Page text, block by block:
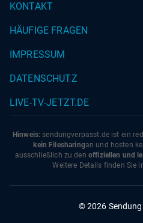
KONTAKT
HÄUFIGE FRAGEN
IMPRESSUM
DATENSCHUTZ
LIVE-TV-JETZT.DE
Hinweis: sendungverpasst.de ist ein
kein Filesharingan und hosten
ausschließlich zu den offiziellen und
Weitere Details finden Sie
© 2026